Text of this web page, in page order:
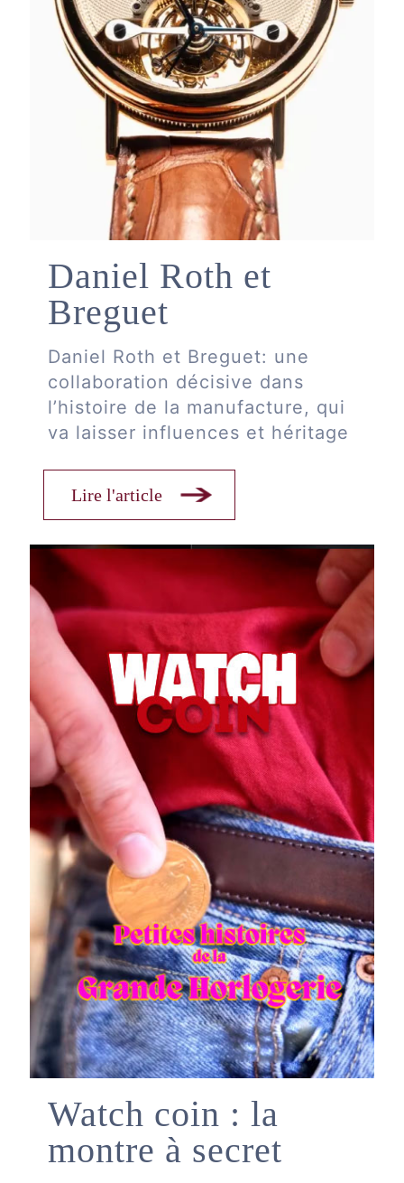
Daniel Roth et
Breguet
Daniel Roth et Breguet: une
collaboration décisive dans
l’histoire de la manufacture, qui
va laisser influences et héritage
Lire l'article
Watch coin : la
montre à secret